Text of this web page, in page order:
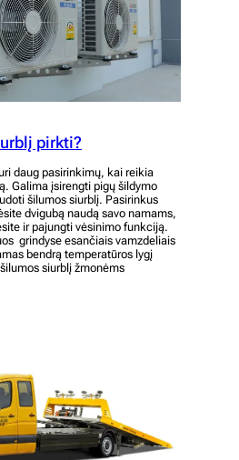
pirkti?
daug pasirinkimų, kai reikia
Galima įsirengti pigų šildymo
šilumos siurblį. Pasirinkus
dvigubą naudą savo namams,
ir pajungti vėsinimo funkciją.
grindyse esančiais vamzdeliais
bendrą temperatūros lygį
siurblį žmonėms